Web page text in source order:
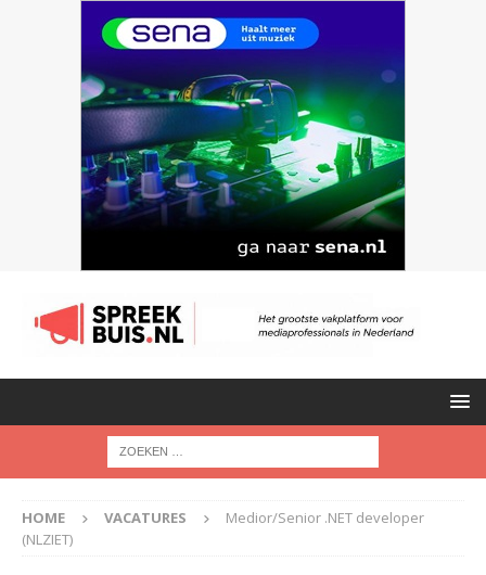
HOME VACATURES
Medior/Senior .NET developer
(NLZIET)